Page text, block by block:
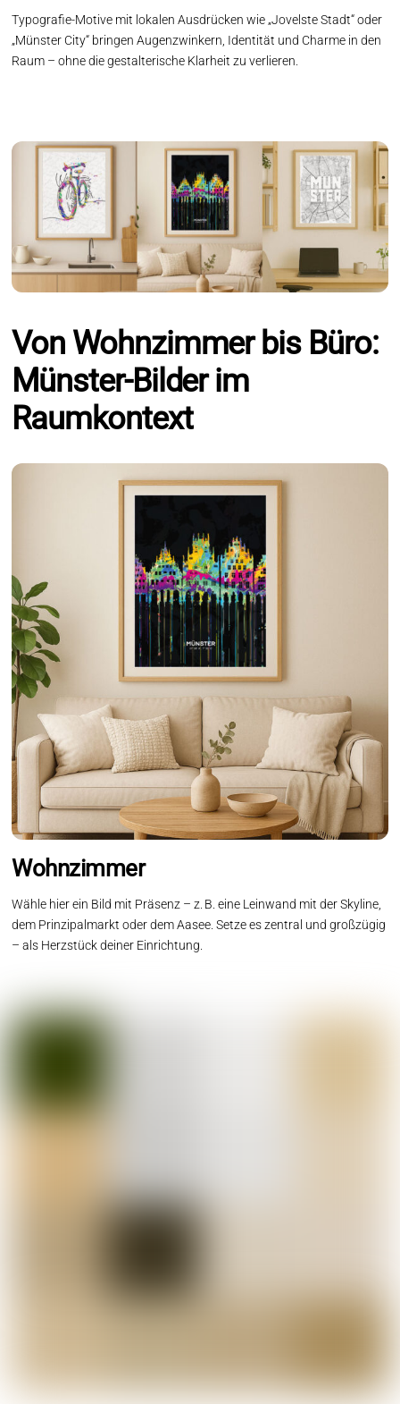
Typografie-Motive mit lokalen Ausdrücken wie „Jovelste Stadt“ oder
„Münster City“ bringen Augenzwinkern, Identität und Charme in den
Raum – ohne die gestalterische Klarheit zu verlieren.
Von Wohnzimmer bis Büro:
Münster-Bilder im
Raumkontext
Wohnzimmer
Wähle hier ein Bild mit Präsenz – z. B. eine Leinwand mit der Skyline,
dem Prinzipalmarkt oder dem Aasee. Setze es zentral und großzügig
– als Herzstück deiner Einrichtung.